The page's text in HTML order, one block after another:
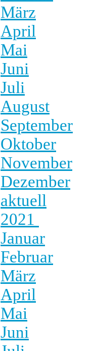
März
April
Mai
Juni
Juli
August
September
Oktober
November
Dezember
aktuell
2021
Januar
Februar
März
April
Mai
Juni